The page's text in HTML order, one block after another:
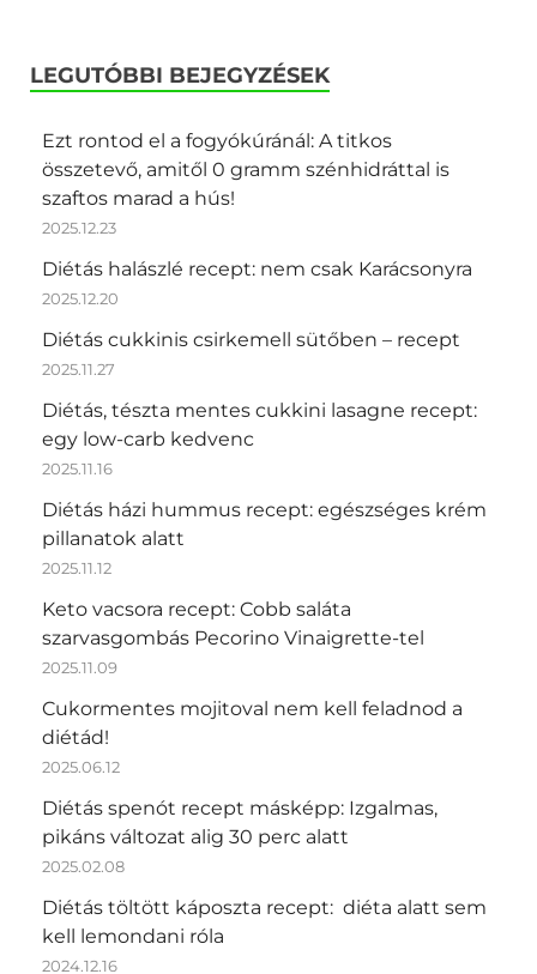
LEGUTÓBBI BEJEGYZÉSEK
Ezt rontod el a fogyókúránál: A titkos
összetevő, amitől 0 gramm szénhidráttal is
szaftos marad a hús!
2025.12.23
Diétás halászlé recept: nem csak Karácsonyra
2025.12.20
Diétás cukkinis csirkemell sütőben – recept
2025.11.27
Diétás, tészta mentes cukkini lasagne recept:
egy low-carb kedvenc
2025.11.16
Diétás házi hummus recept: egészséges krém
pillanatok alatt
2025.11.12
Keto vacsora recept: Cobb saláta
szarvasgombás Pecorino Vinaigrette-tel
2025.11.09
Cukormentes mojitoval nem kell feladnod a
diétád!
2025.06.12
Diétás spenót recept másképp: Izgalmas,
pikáns változat alig 30 perc alatt
2025.02.08
Diétás töltött káposzta recept: diéta alatt sem
kell lemondani róla
2024.12.16